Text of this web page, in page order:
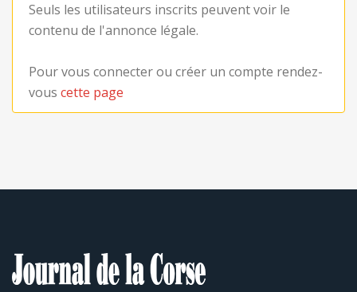
Seuls les utilisateurs inscrits peuvent voir le
contenu de l'annonce légale.
Pour vous connecter ou créer un compte rendez-
vous cette page